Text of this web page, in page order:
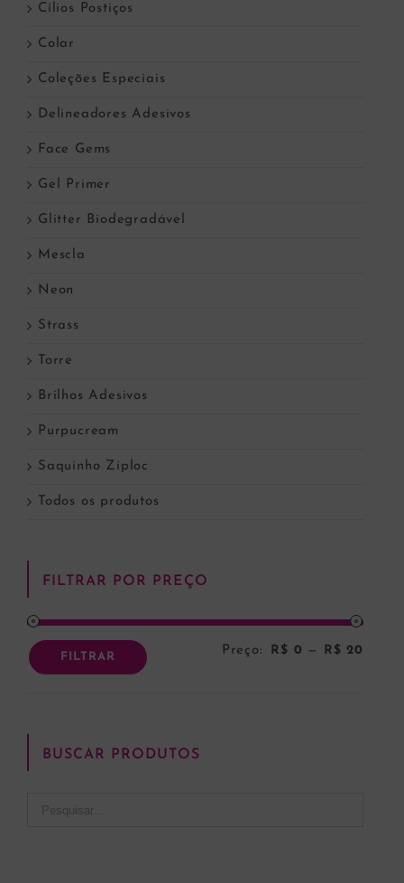
Cílios Postiços
Colar
Coleções Especiais
Delineadores Adesivos
Face Gems
Gel Primer
Glitter Biodegradável
Mescla
Neon
Strass
Torre
Brilhos Adesivos
Purpucream
Saquinho Ziploc
Todos os produtos
FILTRAR POR PREÇO
FILTRAR Preço: R$ 0 — R$ 20
BUSCAR PRODUTOS